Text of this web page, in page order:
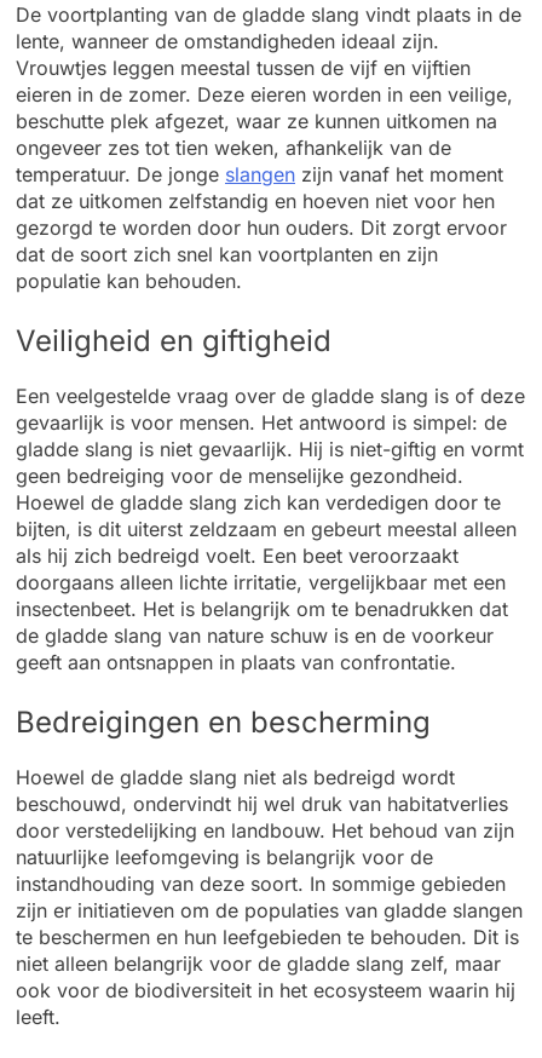
De voortplanting van de gladde slang vindt plaats in de
lente, wanneer de omstandigheden ideaal zijn.
Vrouwtjes leggen meestal tussen de vijf en vijftien
eieren in de zomer. Deze eieren worden in een veilige,
beschutte plek afgezet, waar ze kunnen uitkomen na
ongeveer zes tot tien weken, afhankelijk van de
temperatuur. De jonge slangen zijn vanaf het moment
dat ze uitkomen zelfstandig en hoeven niet voor hen
gezorgd te worden door hun ouders. Dit zorgt ervoor
dat de soort zich snel kan voortplanten en zijn
populatie kan behouden.
Veiligheid en giftigheid
Een veelgestelde vraag over de gladde slang is of deze
gevaarlijk is voor mensen. Het antwoord is simpel: de
gladde slang is niet gevaarlijk. Hij is niet-giftig en vormt
geen bedreiging voor de menselijke gezondheid.
Hoewel de gladde slang zich kan verdedigen door te
bijten, is dit uiterst zeldzaam en gebeurt meestal alleen
als hij zich bedreigd voelt. Een beet veroorzaakt
doorgaans alleen lichte irritatie, vergelijkbaar met een
insectenbeet. Het is belangrijk om te benadrukken dat
de gladde slang van nature schuw is en de voorkeur
geeft aan ontsnappen in plaats van confrontatie.
Bedreigingen en bescherming
Hoewel de gladde slang niet als bedreigd wordt
beschouwd, ondervindt hij wel druk van habitatverlies
door verstedelijking en landbouw. Het behoud van zijn
natuurlijke leefomgeving is belangrijk voor de
instandhouding van deze soort. In sommige gebieden
zijn er initiatieven om de populaties van gladde slangen
te beschermen en hun leefgebieden te behouden. Dit is
niet alleen belangrijk voor de gladde slang zelf, maar
ook voor de biodiversiteit in het ecosysteem waarin hij
leeft.